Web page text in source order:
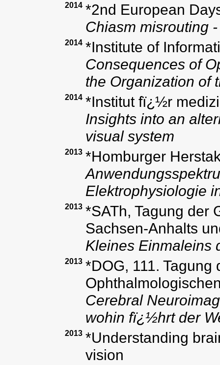
2014 *2nd European
Chiasm misrouting
2014 *Institute of
Consequences of
the Organization of
2014 *Institut fï¿½r
Insights into an
visual system
2013 *Homburger
Elektrophysiologie
2013 *SATh, Tagung der
Sachsen-Anhalts
Kleines Einmaleins
2013 *DOG, 111. Tagung
Cerebral
wohin fï¿½hrt der
2013 *Understanding
vision